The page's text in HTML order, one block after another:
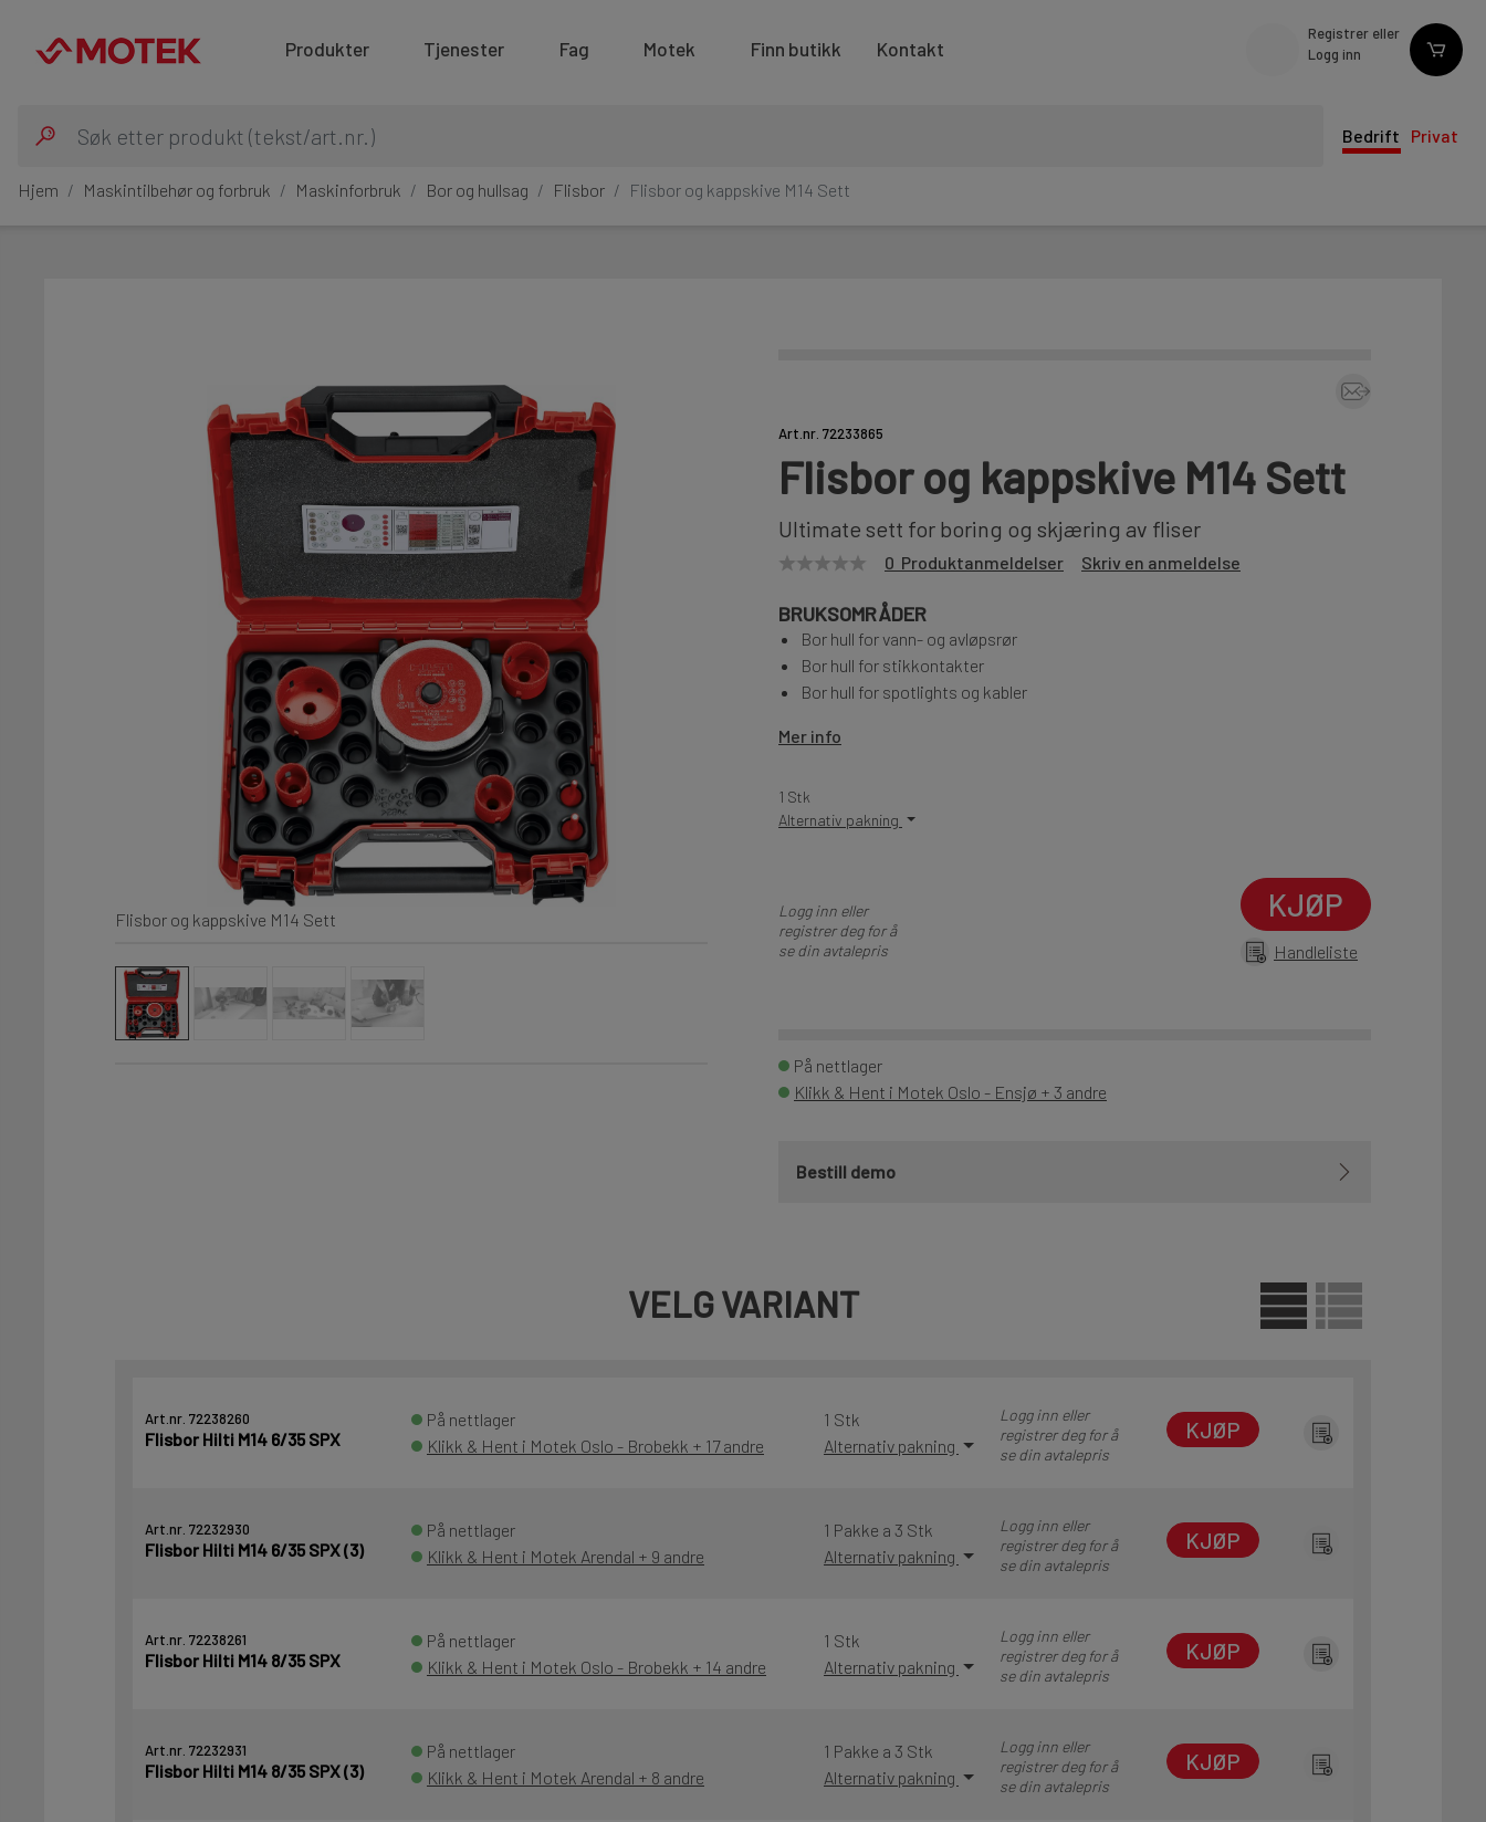
Produkter Tjenester Fag Motek Finn butikk Kontakt
Registrer eller
Logg inn
Bedrift Privat
Hjem Maskintilbehør og forbruk Maskinforbruk Bor og hullsag Flisbor Flisbor og kappskive M14 Sett
Flisbor og kappskive M14 Sett
Art.nr. 72233865
Flisbor og kappskive M14 Sett
Ultimate sett for boring og skjæring av fliser
0 Produktanmeldelser Skriv en anmeldelse
BRUKSOMRÅDER
Bor hull for vann- og avløpsrør
Bor hull for stikkontakter
Bor hull for spotlights og kabler
Mer info
1 Stk
Alternativ pakning
Logg inn eller
registrer deg for å
se din avtalepris
KJØP
Handleliste
På nettlager
Klikk & Hent i Motek Oslo - Ensjø + 3 andre
Bestill demo
VELG VARIANT
Art.nr. 72238260
Flisbor Hilti M14 6/35 SPX
På nettlager
Klikk & Hent i Motek Oslo - Brobekk + 17 andre
1 Stk
Alternativ pakning
Logg inn eller
registrer deg for å
se din avtalepris
KJØP
Art.nr. 72232930
Flisbor Hilti M14 6/35 SPX (3)
På nettlager
Klikk & Hent i Motek Arendal + 9 andre
1 Pakke a 3 Stk
Alternativ pakning
Logg inn eller
registrer deg for å
se din avtalepris
KJØP
Art.nr. 72238261
Flisbor Hilti M14 8/35 SPX
På nettlager
Klikk & Hent i Motek Oslo - Brobekk + 14 andre
1 Stk
Alternativ pakning
Logg inn eller
registrer deg for å
se din avtalepris
KJØP
Art.nr. 72232931
Flisbor Hilti M14 8/35 SPX (3)
På nettlager
Klikk & Hent i Motek Arendal + 8 andre
1 Pakke a 3 Stk
Alternativ pakning
Logg inn eller
registrer deg for å
se din avtalepris
KJØP